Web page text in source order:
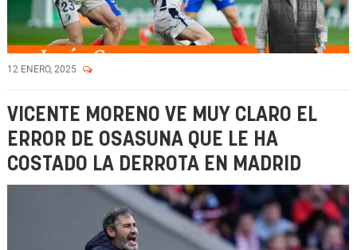
12 ENERO, 2025
VICENTE MORENO VE MUY CLARO EL
ERROR DE OSASUNA QUE LE HA
COSTADO LA DERROTA EN MADRID